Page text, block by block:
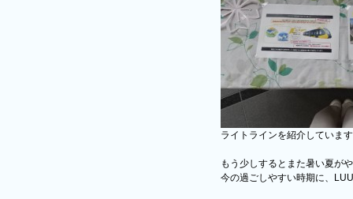
ライトラインを紹介していま
もう少しするとまた暑い夏が
今の過ごしやすい時期に、